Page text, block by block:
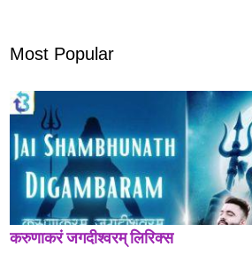
Most Popular
करुणाकरं जगदीश्वरम् लिरिक्स